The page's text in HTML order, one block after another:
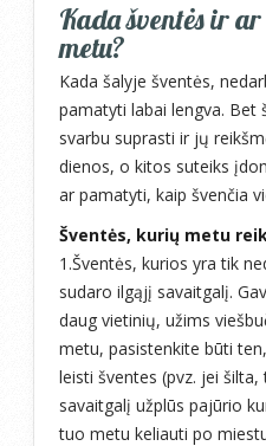
Kada šventės ir
metu?
Kada šalyje šventės,
pamatyti labai lengva. Bet
svarbu suprasti ir jų
dienos, o kitos suteiks
ar pamatyti, kaip švenčia
Šventės, kurių metu
1.Šventės, kurios yra tik
sudaro ilgąjį savaitgalį.
daug vietinių, užims
metu, pasistenkite būti
leisti šventes (pvz. jei
savaitgalį užplūs pajūrio
tuo metu keliauti po